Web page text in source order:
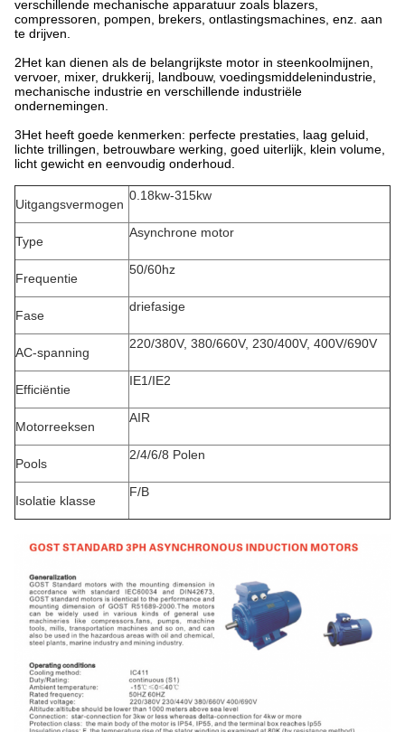
verschillende mechanische apparatuur zoals blazers,
compressoren, pompen, brekers, ontlastingsmachines, enz. aan
te drijven.
2Het kan dienen als de belangrijkste motor in steenkoolmijnen,
vervoer, mixer, drukkerij, landbouw, voedingsmiddelenindustrie,
mechanische industrie en verschillende industriële
ondernemingen.
3Het heeft goede kenmerken: perfecte prestaties, laag geluid,
lichte trillingen, betrouwbare werking, goed uiterlijk, klein volume,
licht gewicht en eenvoudig onderhoud.
Uitgangsvermogen
0.18kw-315kw
Type
Asynchrone motor
Frequentie
50/60hz
Fase
driefasige
AC-spanning
220/380V, 380/660V, 230/400V, 400V/690V
Efficiëntie
IE1/IE2
Motorreeksen
AIR
Pools
2/4/6/8 Polen
Isolatie klasse
F/B